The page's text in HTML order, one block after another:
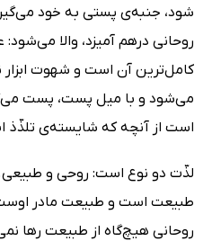
شود، جنبه‌ی پستی به خود
روحانی درهم آمیزد، والا
کامل‌ترین آن است و شهوت ابزار
می‌شود و با میل پست، پست
است از آنچه که شایسته‌ی تلذّذ
لذّت دو نوع است: ‌روحی و
طبیعت است و طبیعت مادر
روحانی هیچ‌گاه از طبیعت رها